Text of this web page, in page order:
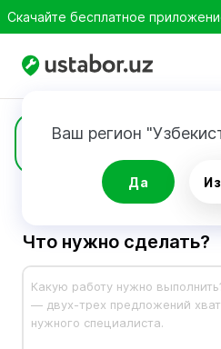
Скачайте бесплатное
Ваш регион
Да
Заявка
Что нужно сделать?